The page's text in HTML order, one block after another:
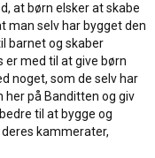
at børn elsker at skabe
man selv har bygget den
barnet og skaber
er med til at give børn
noget, som de selv har
her på Banditten og giv
til at bygge og
kammerater,